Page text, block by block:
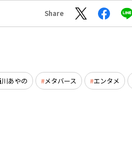
Share
あやの メタバース エンタメ